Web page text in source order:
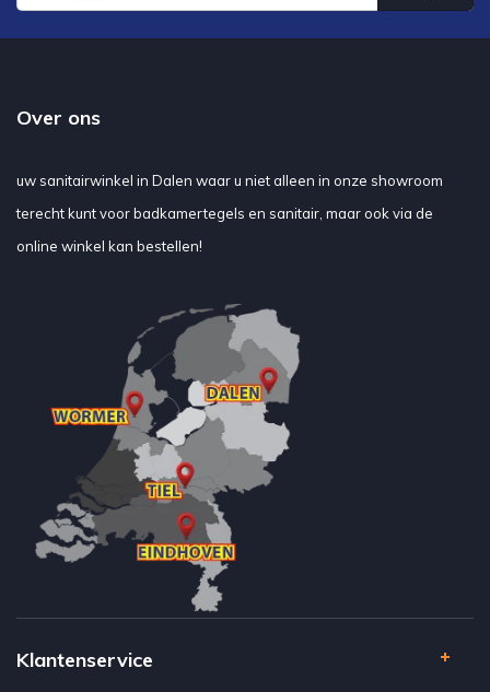
Over ons
uw sanitairwinkel in Dalen waar u niet alleen in onze showroom
terecht kunt voor badkamertegels en sanitair, maar ook via de
online winkel kan bestellen!
Klantenservice